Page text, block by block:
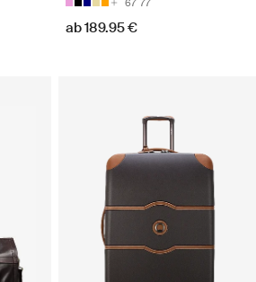
67 77
ab 189.95 €